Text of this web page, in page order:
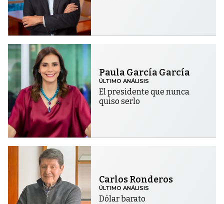
Paula García García
ÚLTIMO ANÁLISIS
El presidente que nunca
quiso serlo
Carlos Ronderos
ÚLTIMO ANÁLISIS
Dólar barato